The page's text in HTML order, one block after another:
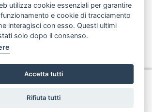
ricezione di soli messaggi di posta elettronica certificata)
utilizza cookie essenziali per garantire
e cookie di tracciamento
interagisci con esso. Questi ultimi
solo dopo il consenso.
Accetta tutti
Rifiuta tutti